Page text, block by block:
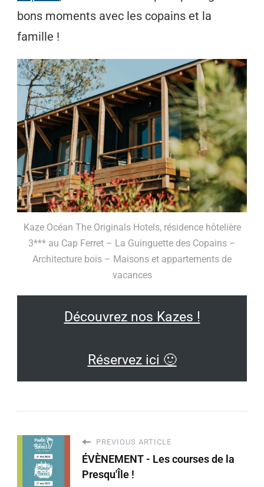
bons moments avec les copains et la
famille !
Kaze Océan The Originals Hotels, résidence hôtelière
3*** au Cap Ferret – La Guinguette des Copains –
Architecture bois – Maisons et appartements de
vacances
Découvrez nos Kazes !
Réservez ici 🙂
PREVIOUS ARTICLE
ÉVÈNEMENT - Les courses de la
Presqu'Île !